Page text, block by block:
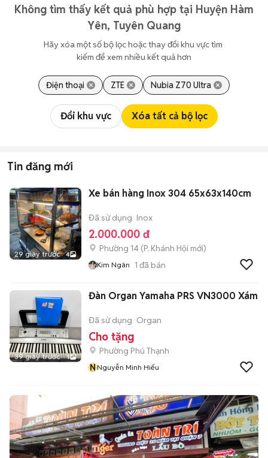
Không tìm thấy kết quả phù hợp tại Huyện Hàm
Yên, Tuyên Quang
Hãy xóa một số bộ lọc hoặc thay đổi khu vực tìm
kiếm để xem nhiều kết quả hơn
Điện thoại ZTE Nubia Z70 Ultra
Đổi khu vực Xóa tất cả bộ lọc
Tin đăng mới
29 giây trước 4
Xe bán hàng Inox 304 65x63x140cm
Đã sử dụng Inox
2.000.000 đ
Phường 14 (P. Khánh Hội mới)
Kim Ngân 1 đã bán
39 giây trước 1
Đàn Organ Yamaha PRS VN3000 Xám
Đã sử dụng Organ
Cho tặng
Phường Phú Thạnh
NNguyễn Minh Hiếu